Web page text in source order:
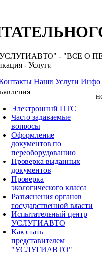
"УСЛУГИАВТО" -
- Услуги
Наши Услуги Инфо
Электронный ПТС
Часто задаваемые
вопросы
Оформление
документов по
переоборудованию
Проверка выданных
документов
Проверка
экологического класса
Разъяснения органов
государственной власти
Испытательный центр
УСЛУГИАВТО
Как стать
представителем
"УСЛУГИАВТО"